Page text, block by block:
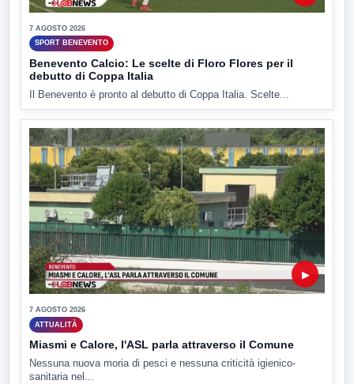
7 AGOSTO 2026
SPORT BENEVENTO
Benevento Calcio: Le scelte di Floro Flores per il
debutto di Coppa Italia
Il Benevento è pronto al debutto di Coppa Italia. Scelte...
▶
7 AGOSTO 2026
ATTUALITÀ
Miasmi e Calore, l'ASL parla attraverso il Comune
Nessuna nuova moria di pesci e nessuna criticità igienico-
sanitaria nel...